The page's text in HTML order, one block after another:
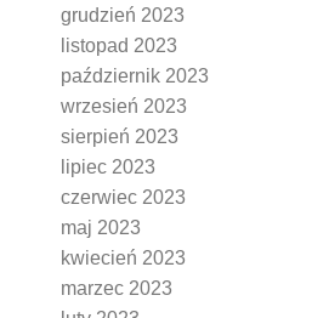
grudzień 2023
listopad 2023
październik 2023
wrzesień 2023
sierpień 2023
lipiec 2023
czerwiec 2023
maj 2023
kwiecień 2023
marzec 2023